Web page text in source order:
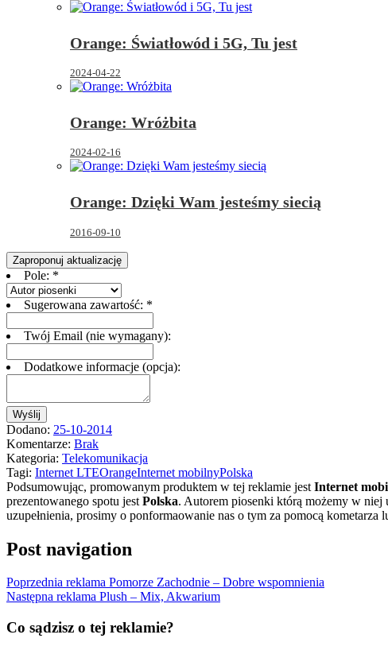
Orange: Światłowód i 5G, Tu jest
2024-04-22
Orange: Wróżbita
2024-02-16
Orange: Dzięki Wam jesteśmy siecią
2016-09-10
Zaproponuj aktualizację
Pole: *
Sugerowana zawartość: *
Twój Email (nie wymagany):
Dodatkowe informacje (opcja):
Wyślij
Dodano: 25-10-2014
Komentarze: Brak
Kategoria: Telekomunikacja
Tagi: Internet LTEOrangeInternet mobilnyPolska
Podsumowując, promowanym produktem w tej reklamie jest Internet
prezentowanego spotu jest Polska. Autorem piosenki którą możemy w niej
uzupełnienia, prosimy o ponformaowanie nas o tym za pomocą
Post navigation
Poprzednia reklama Pomorze Zachodnie – Dobre wspomnienia
Następna reklama Plush – Mix, Akwarium
Co sądzisz o tej reklamie?